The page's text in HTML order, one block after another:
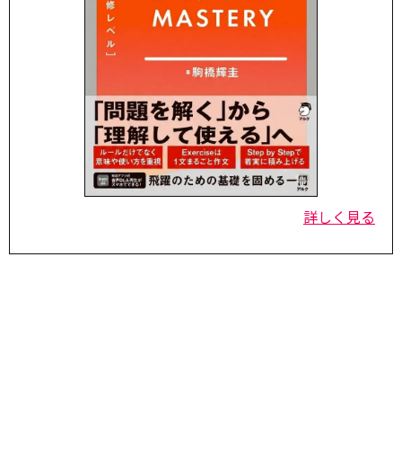
詳しく見る